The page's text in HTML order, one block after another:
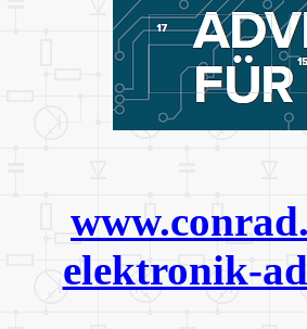
elektronik-